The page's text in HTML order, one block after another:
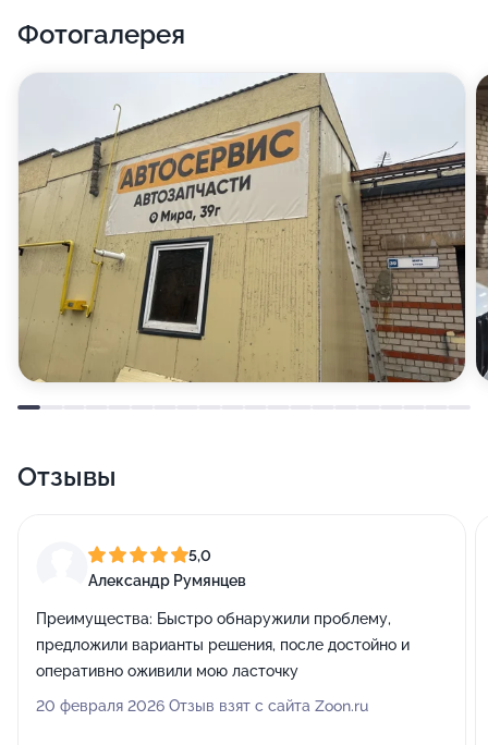
Фотогалерея
Отзывы
5,0
Александр Румянцев
Преимущества: Быстро обнаружили проблему,
предложили варианты решения, после достойно и
оперативно оживили мою ласточку
20 февраля 2026 Отзыв взят с сайта Zoon.ru